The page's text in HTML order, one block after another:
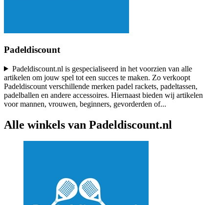
Padeldiscount
Padeldiscount.nl is gespecialiseerd in het voorzien van alle
artikelen om jouw spel tot een succes te maken. Zo verkoopt
Padeldiscount verschillende merken padel rackets, padeltassen,
padelballen en andere accessoires. Hiernaast bieden wij artikelen
voor mannen, vrouwen, beginners, gevorderden of...
Alle winkels van Padeldiscount.nl